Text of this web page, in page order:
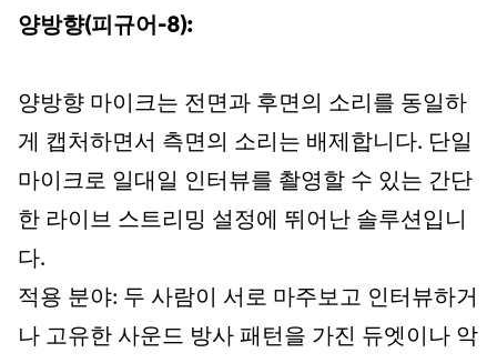
양방향(피규어-8):
양방향 마이크는 전면과 후면의 소리를 동일하
게 캡처하면서 측면의 소리는 배제합니다. 단일
마이크로 일대일 인터뷰를 촬영할 수 있는 간단
한 라이브 스트리밍 설정에 뛰어난 솔루션입니
다.
적용 분야: 두 사람이 서로 마주보고 인터뷰하거
나 고유한 사운드 방사 패턴을 가진 듀엣이나 악